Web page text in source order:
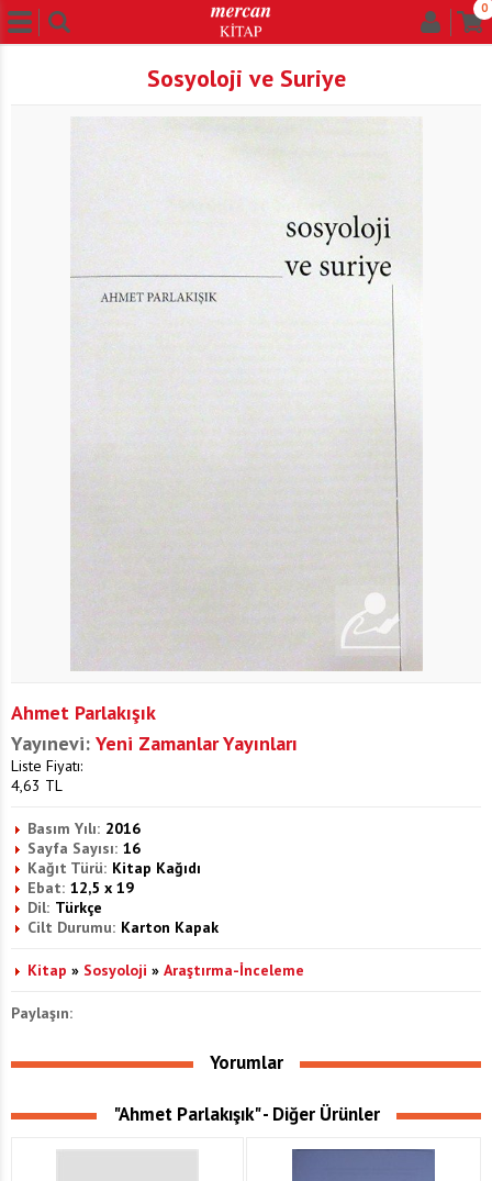
0
Sosyoloji ve Suriye
Ahmet Parlakışık
Yayınevi: Yeni Zamanlar Yayınları
Liste Fiyatı:
4,63 TL
Basım Yılı: 2016
Sayfa Sayısı: 16
Kağıt Türü: Kitap Kağıdı
Ebat: 12,5 x 19
Dil: Türkçe
Cilt Durumu: Karton Kapak
Kitap » Sosyoloji » Araştırma-İnceleme
Paylaşın:
Yorumlar
"Ahmet Parlakışık" - Diğer Ürünler